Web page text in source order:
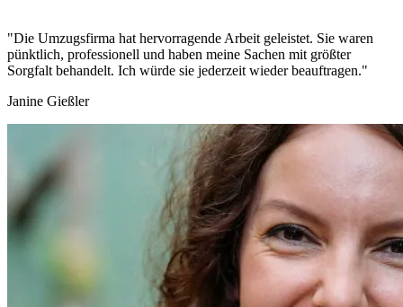
"Die Umzugsfirma hat hervorragende Arbeit geleistet. Sie waren
pünktlich, professionell und haben meine Sachen mit größter
Sorgfalt behandelt. Ich würde sie jederzeit wieder beauftragen."
Janine Gießler